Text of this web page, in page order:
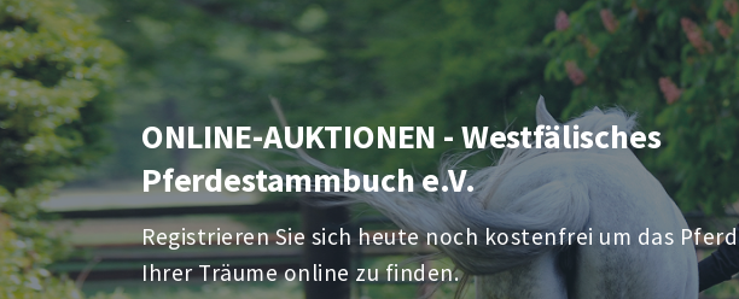
ONLINE-AUKTIONEN - Westfälisches
Pferdestammbuch e.V.
Registrieren Sie sich heute noch kostenfrei um das Pferd
Ihrer Träume online zu finden.